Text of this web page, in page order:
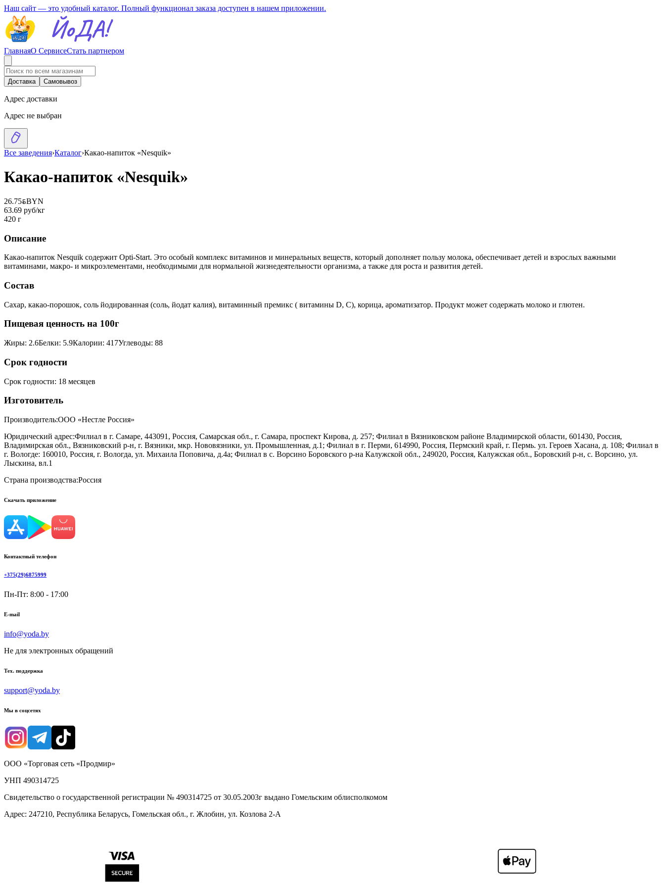
Наш сайт — это удобный каталог. Полный функционал заказа доступен в нашем приложении.
ГлавнаяО СервисеСтать партнером
Доставка Самовывоз
Адрес доставки
Адрес не выбран
Все заведения›Каталог›Какао-напиток «Nesquik»
Какао-напиток «Nesquik»
26.75BYNBYN
63.69 руб/кг
420 г
Описание
Какао-напиток Nesquik содержит Opti-Start. Это особый комплекс витаминов и минеральных веществ, который дополняет пользу молока, обеспечивает детей и взрослых важными
витаминами, макро- и микроэлементами, необходимыми для нормальной жизнедеятельности организма, а также для роста и развития детей.
Состав
Сахар, какао-порошок, соль йодированная (соль, йодат калия), витаминный премикс ( витамины D, C), корица, ароматизатор. Продукт может содержать молоко и глютен.
Пищевая ценность на 100г
Жиры: 2.6Белки: 5.9Калории: 417Углеводы: 88
Срок годности
Срок годности: 18 месяцев
Изготовитель
Производитель:ООО «Нестле Россия»
Юридический адрес:Филиал в г. Самаре, 443091, Россия, Самарская обл., г. Самара, проспект Кирова, д. 257; Филиал в Вязниковском районе Владимирской области, 601430, Россия,
Владимирская обл., Вязниковский р-н, г. Вязники, мкр. Нововязники, ул. Промышленная, д.1; Филиал в г. Перми, 614990, Россия, Пермский край, г. Пермь. ул. Героев Хасана, д. 108; Филиал в
г. Вологде: 160010, Россия, г. Вологда, ул. Михаила Поповича, д.4а; Филиал в с. Ворсино Боровского р-на Калужской обл., 249020, Россия, Калужская обл., Боровский р-н, с. Ворсино, ул.
Лыскина, вл.1
Страна производства:Россия
Скачать приложение
Контактный телефон
+375(29)6875999
Пн-Пт: 8:00 - 17:00
E-mail
info@yoda.by
Не для электронных обращений
Тех. поддержка
support@yoda.by
Мы в соцсетях
ООО «Торговая сеть «Продмир»
УНП 490314725
Свидетельство о государственной регистрации № 490314725 от 30.05.2003г выдано Гомельским облисполкомом
Адрес: 247210, Республика Беларусь, Гомельская обл., г. Жлобин, ул. Козлова 2-А